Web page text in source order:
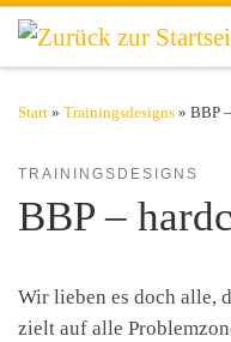
Zum Inhalt springen
Start » Trainingsdesigns » BBP
TRAININGSDESIGNS
BBP –
Wir lieben es doch alle,
zielt auf alle